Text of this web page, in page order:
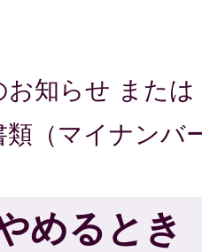
お知らせ また
類（マイナンバ
めるとき